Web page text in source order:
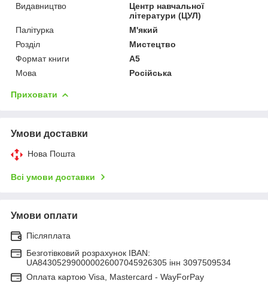
Видавництво
Центр навчальної
літератури (ЦУЛ)
Палітурка
М'який
Розділ
Мистецтво
Формат книги
А5
Мова
Російська
Приховати
Умови доставки
Нова Пошта
Всі умови доставки
Умови оплати
Післяплата
Безготівковий розрахунок IBAN:
UA843052990000026007045926305 інн 3097509534
Оплата картою Visa, Mastercard - WayForPay